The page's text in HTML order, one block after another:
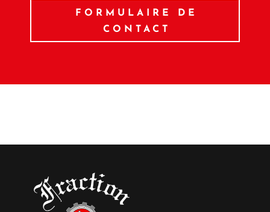
FORMULAIRE DE
CONTACT